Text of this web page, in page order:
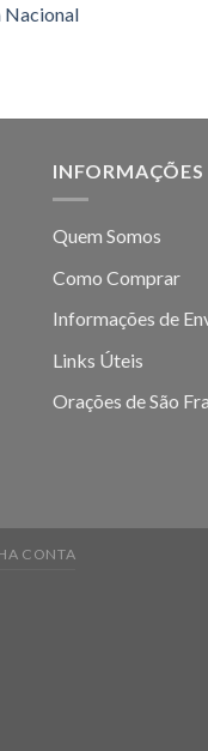
Nacional
INFORMAÇÕES
Quem Somos
Como Comprar
Informações de
Links Úteis
Orações de São
CONTA